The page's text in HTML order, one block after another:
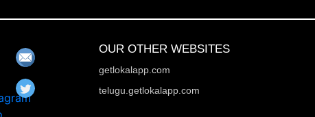
OUR OTHER WEBSITES
getlokalapp.com
telugu.getlokalapp.com